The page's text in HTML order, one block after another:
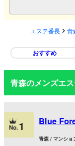
エステ番長 青
おすすめ
青森のメンズエ
1 Blue
青森 / マンショ